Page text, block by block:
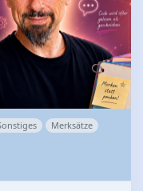
Merksätze